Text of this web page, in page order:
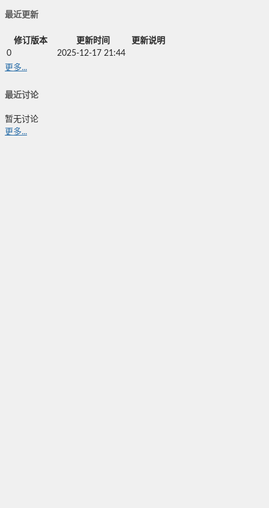
最近更新
修订版本 更新时间
更新说明
0
2025-12-17 21:44
更多...
最近讨论
暂无讨论
更多...